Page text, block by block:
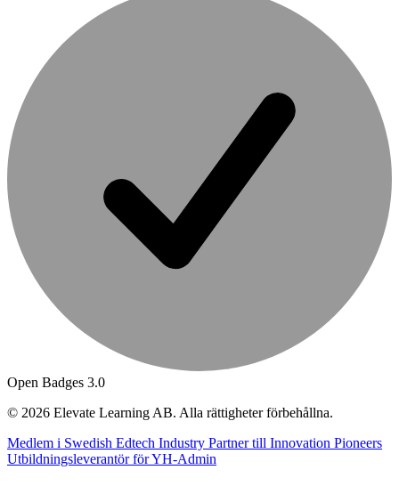
Open Badges 3.0
© 2026 Elevate Learning AB. Alla rättigheter förbehållna.
Medlem i Swedish Edtech Industry Partner till Innovation Pioneers
Utbildningsleverantör för YH-Admin